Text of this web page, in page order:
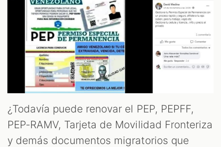
¿Todavía puede renovar el PEP, PEPFF,
PEP-RAMV, Tarjeta de Movilidad Fronteriza
y demás documentos migratorios que